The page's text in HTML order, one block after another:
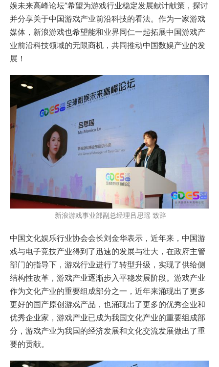
娱未来高峰论坛”希望为游戏行业稳定发展献计献策，探讨
并分享关于中国游戏产业前沿科技的看法。作为一家游戏
媒体，新浪游戏也希望能和业界同仁一起拓展中国游戏产
业前沿科技领域的无限商机，共同推动中国数娱产业的发
展！
新浪游戏事业部副总经理吕思瑶 致辞
中国文化娱乐行业协会会长刘金华表示，近年来，中国游
戏与电子竞技产业得到了迅速的发展与壮大，在政府主管
部门的指导下，游戏行业进行了转型升级，实现了供给侧
结构性改革，游戏产业逐渐步入平稳发展阶段。游戏产业
作为文化产业的重要组成部分之一，近年来涌现出了更多
更好的国产原创游戏产品，也涌现出了更多的优秀企业和
优秀企业家，游戏产业已成为我国文化产业的重要组成部
分，游戏产业为我国的经济发展和文化交流发展做出了重
要的贡献。